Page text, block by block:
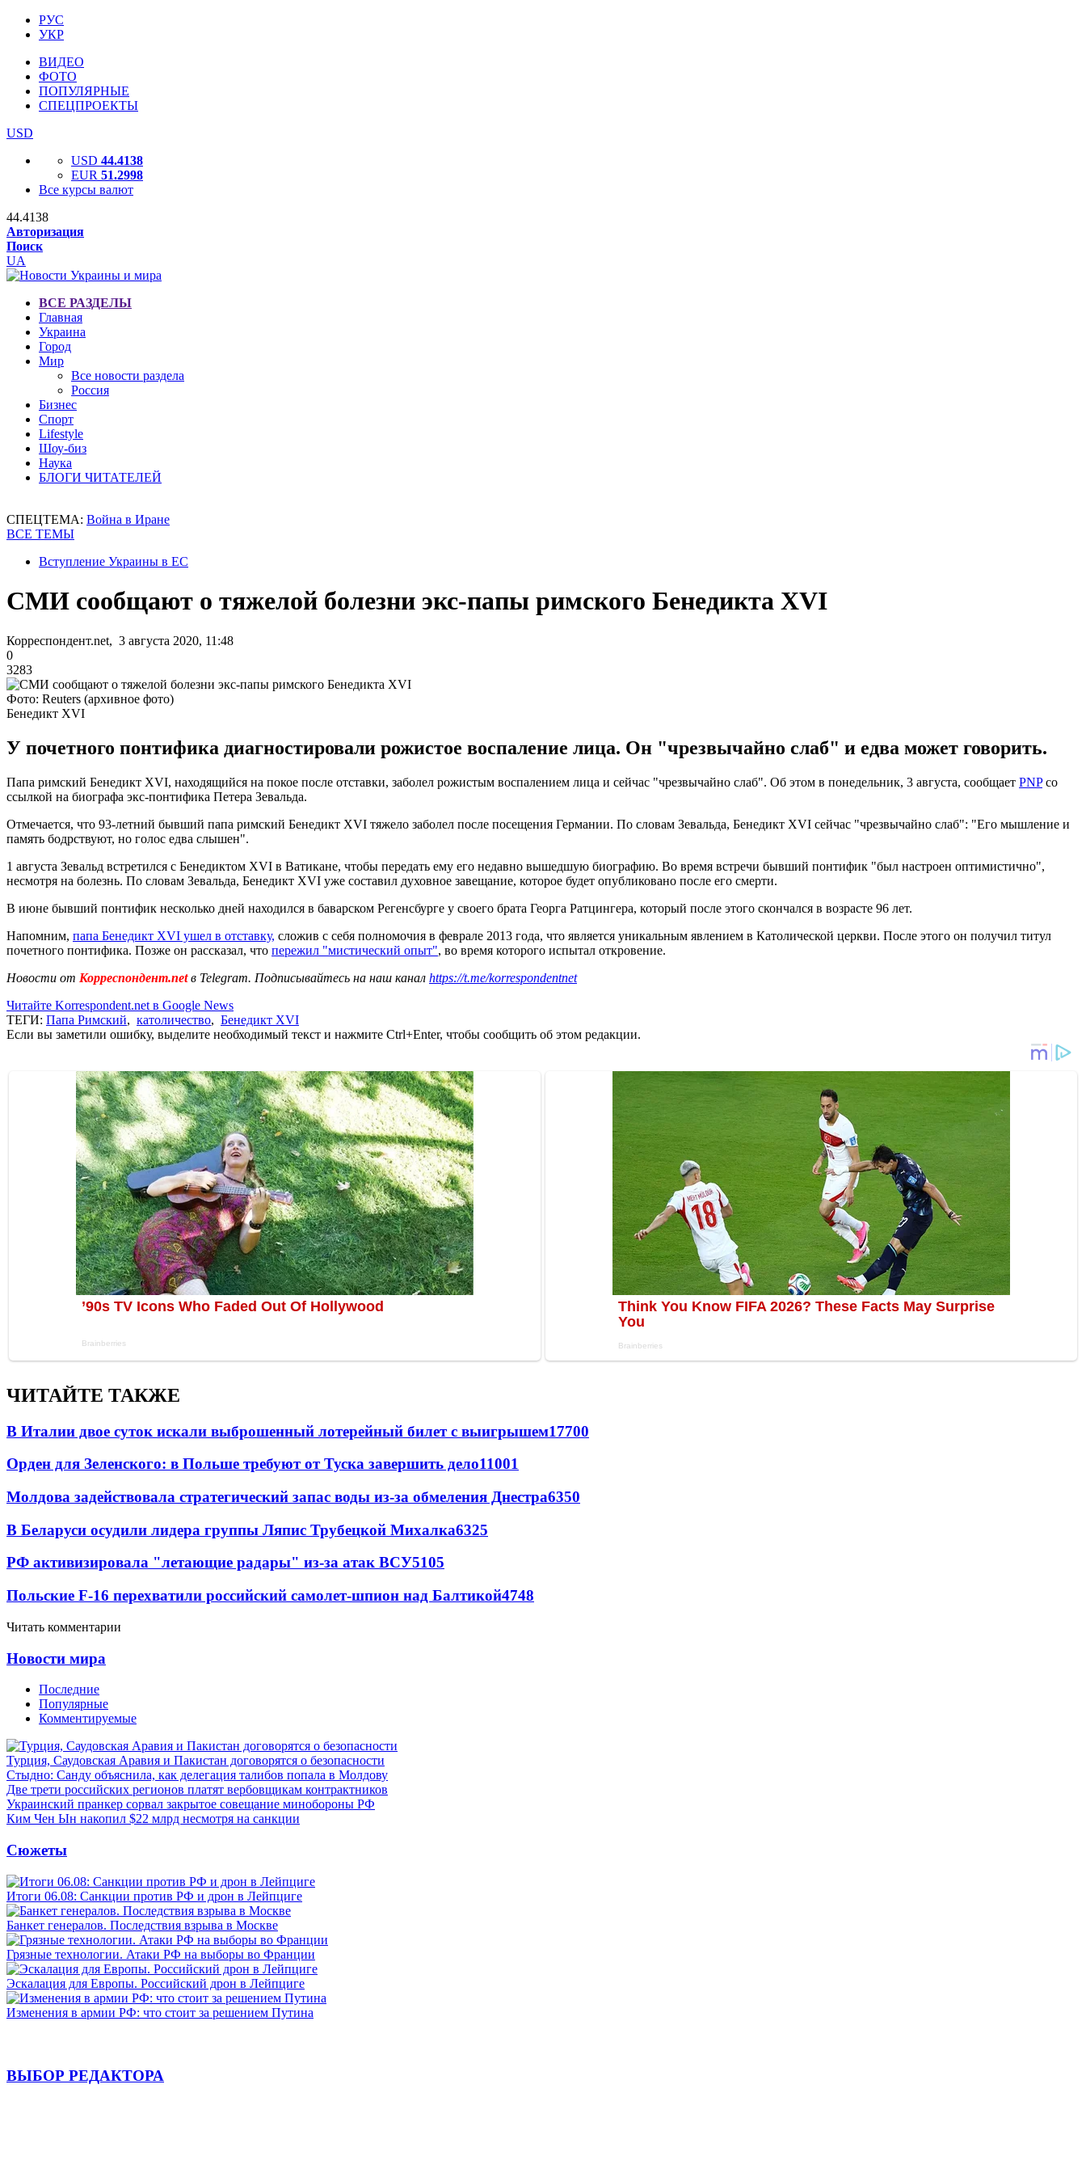
РУС
УКР
ВИДЕО
ФОТО
ПОПУЛЯРНЫЕ
СПЕЦПРОЕКТЫ
USD
USD 44.4138
EUR 51.2998
Все курсы валют
44.4138
Авторизация
Поиск
UA
ВСЕ РАЗДЕЛЫ
Главная
Украина
Город
Мир
Все новости раздела
Россия
Бизнес
Спорт
Lifestyle
Шоу-биз
Наука
БЛОГИ ЧИТАТЕЛЕЙ
СПЕЦТЕМА: Война в Иране
ВСЕ ТЕМЫ
Вступление Украины в ЕС
СМИ сообщают о тяжелой болезни экс-папы римского Бенедикта XVI
Корреспондент.net, 3 августа 2020, 11:48
0
3283
Фото: Reuters (архивное фото)
Бенедикт XVI
У почетного понтифика диагностировали рожистое воспаление лица. Он "чрезвычайно слаб" и едва может говорить.
Папа римский Бенедикт XVI, находящийся на покое после отставки, заболел рожистым воспалением лица и сейчас "чрезвычайно слаб". Об этом в понедельник, 3 августа, сообщает PNPсо
ссылкой на биографа экс-понтифика Петера Зевальда.
Отмечается, что 93-летний бывший папа римский Бенедикт XVI тяжело заболел после посещения Германии. По словам Зевальда, Бенедикт XVI сейчас "чрезвычайно слаб": "Его мышление и
память бодрствуют, но голос едва слышен".
1 августа Зевальд встретился с Бенедиктом XVI в Ватикане, чтобы передать ему его недавно вышедшую биографию. Во время встречи бывший понтифик "был настроен оптимистично",
несмотря на болезнь. По словам Зевальда, Бенедикт XVI уже составил духовное завещание, которое будет опубликовано после его смерти.
В июне бывший понтифик несколько дней находился в баварском Регенсбурге у своего брата Георга Ратцингера, который после этого скончался в возрасте 96 лет.
Напомним, папа Бенедикт XVI ушел в отставку, сложив с себя полномочия в феврале 2013 года, что является уникальным явлением в Католической церкви. После этого он получил титул
почетного понтифика. Позже он рассказал, что пережил "мистический опыт", во время которого испытал откровение.
Новости от Корреспондент.netв Telegram. Подписывайтесь на наш канал https://t.me/korrespondentnet
Читайте Korrespondent.net в Google News
ТЕГИ: Папа Римский, католичество, Бенедикт XVI
Если вы заметили ошибку, выделите необходимый текст и нажмите Ctrl+Enter, чтобы сообщить об этом редакции.
ЧИТАЙТЕ ТАКЖЕ
В Италии двое суток искали выброшенный лотерейный билет с выигрышем17700
Орден для Зеленского: в Польше требуют от Туска завершить дело11001
Молдова задействовала стратегический запас воды из-за обмеления Днестра6350
В Беларуси осудили лидера группы Ляпис Трубецкой Михалка6325
РФ активизировала "летающие радары" из-за атак ВСУ5105
Польские F-16 перехватили российский самолет-шпион над Балтикой4748
Читать комментарии
Новости мира
Последние
Популярные
Комментируемые
Турция, Саудовская Аравия и Пакистан договорятся о безопасности
Стыдно: Санду объяснила, как делегация талибов попала в Молдову
Две трети российских регионов платят вербовщикам контрактников
Украинский пранкер сорвал закрытое совещание минобороны РФ
Ким Чен Ын накопил $22 млрд несмотря на санкции
Сюжеты
Итоги 06.08: Санкции против РФ и дрон в Лейпциге
Банкет генералов. Последствия взрыва в Москве
Грязные технологии. Атаки РФ на выборы во Франции
Эскалация для Европы. Российский дрон в Лейпциге
Изменения в армии РФ: что стоит за решением Путина
ВЫБОР РЕДАКТОРА